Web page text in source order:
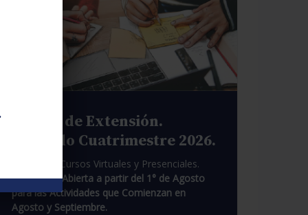
Cursos de Extensión.
Segundo Cuatrimestre 2026.
Pasantías. Cursos Virtuales y Presenciales.
Inscripción Abierta a partir del 1° de Agosto
para las Actividades que Comienzan en
Agosto y Septiembre.